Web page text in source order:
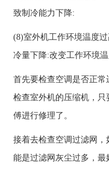
致制冷能力下降:
(8)室外机工作环境温度
冷量下降:改变工作环境温
首先要检查空调是否正
检查室外机的压缩机，
傅进行修理了。
接着去检查空调过滤网
能是过滤网灰尘过多，最